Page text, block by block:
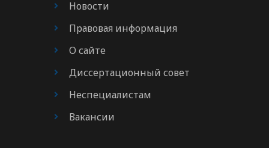
Новости
Правовая информация
О сайте
Диссертационный совет
Неспециалистам
Вакансии